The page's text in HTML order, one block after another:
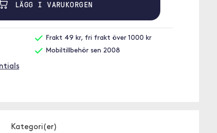
LÄGG I VARUKORGEN
Frakt 49 kr, fri frakt över 1000 kr
Mobiltillbehör sen 2008
Kategori(er)